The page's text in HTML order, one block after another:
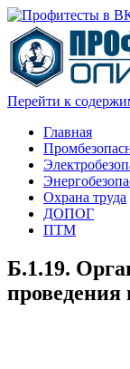
Перейти к
Главная
Охрана труда
ДОПОГ
ПТМ
Б.1.19.
проведения